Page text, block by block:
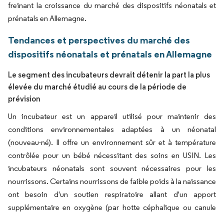
freinant la croissance du marché des dispositifs néonatals et
prénatals en Allemagne.
Tendances et perspectives du marché des
dispositifs néonatals et prénatals en Allemagne
Le segment des incubateurs devrait détenir la part la plus
élevée du marché étudié au cours de la période de
prévision
Un incubateur est un appareil utilisé pour maintenir des
conditions environnementales adaptées à un néonatal
(nouveau-né). Il offre un environnement sûr et à température
contrôlée pour un bébé nécessitant des soins en USIN. Les
incubateurs néonatals sont souvent nécessaires pour les
nourrissons. Certains nourrissons de faible poids à la naissance
ont besoin d'un soutien respiratoire allant d'un apport
supplémentaire en oxygène (par hotte céphalique ou canule